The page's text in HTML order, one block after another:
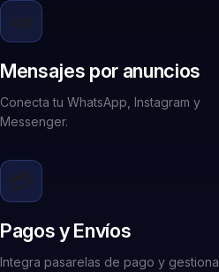
Mensajes por anuncios
Conecta tu WhatsApp, Instagram y
Messenger.
💳
Pagos y Envíos
Integra pasarelas de pago y gestiona